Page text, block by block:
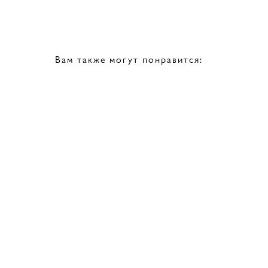
Вам также могут понравится: